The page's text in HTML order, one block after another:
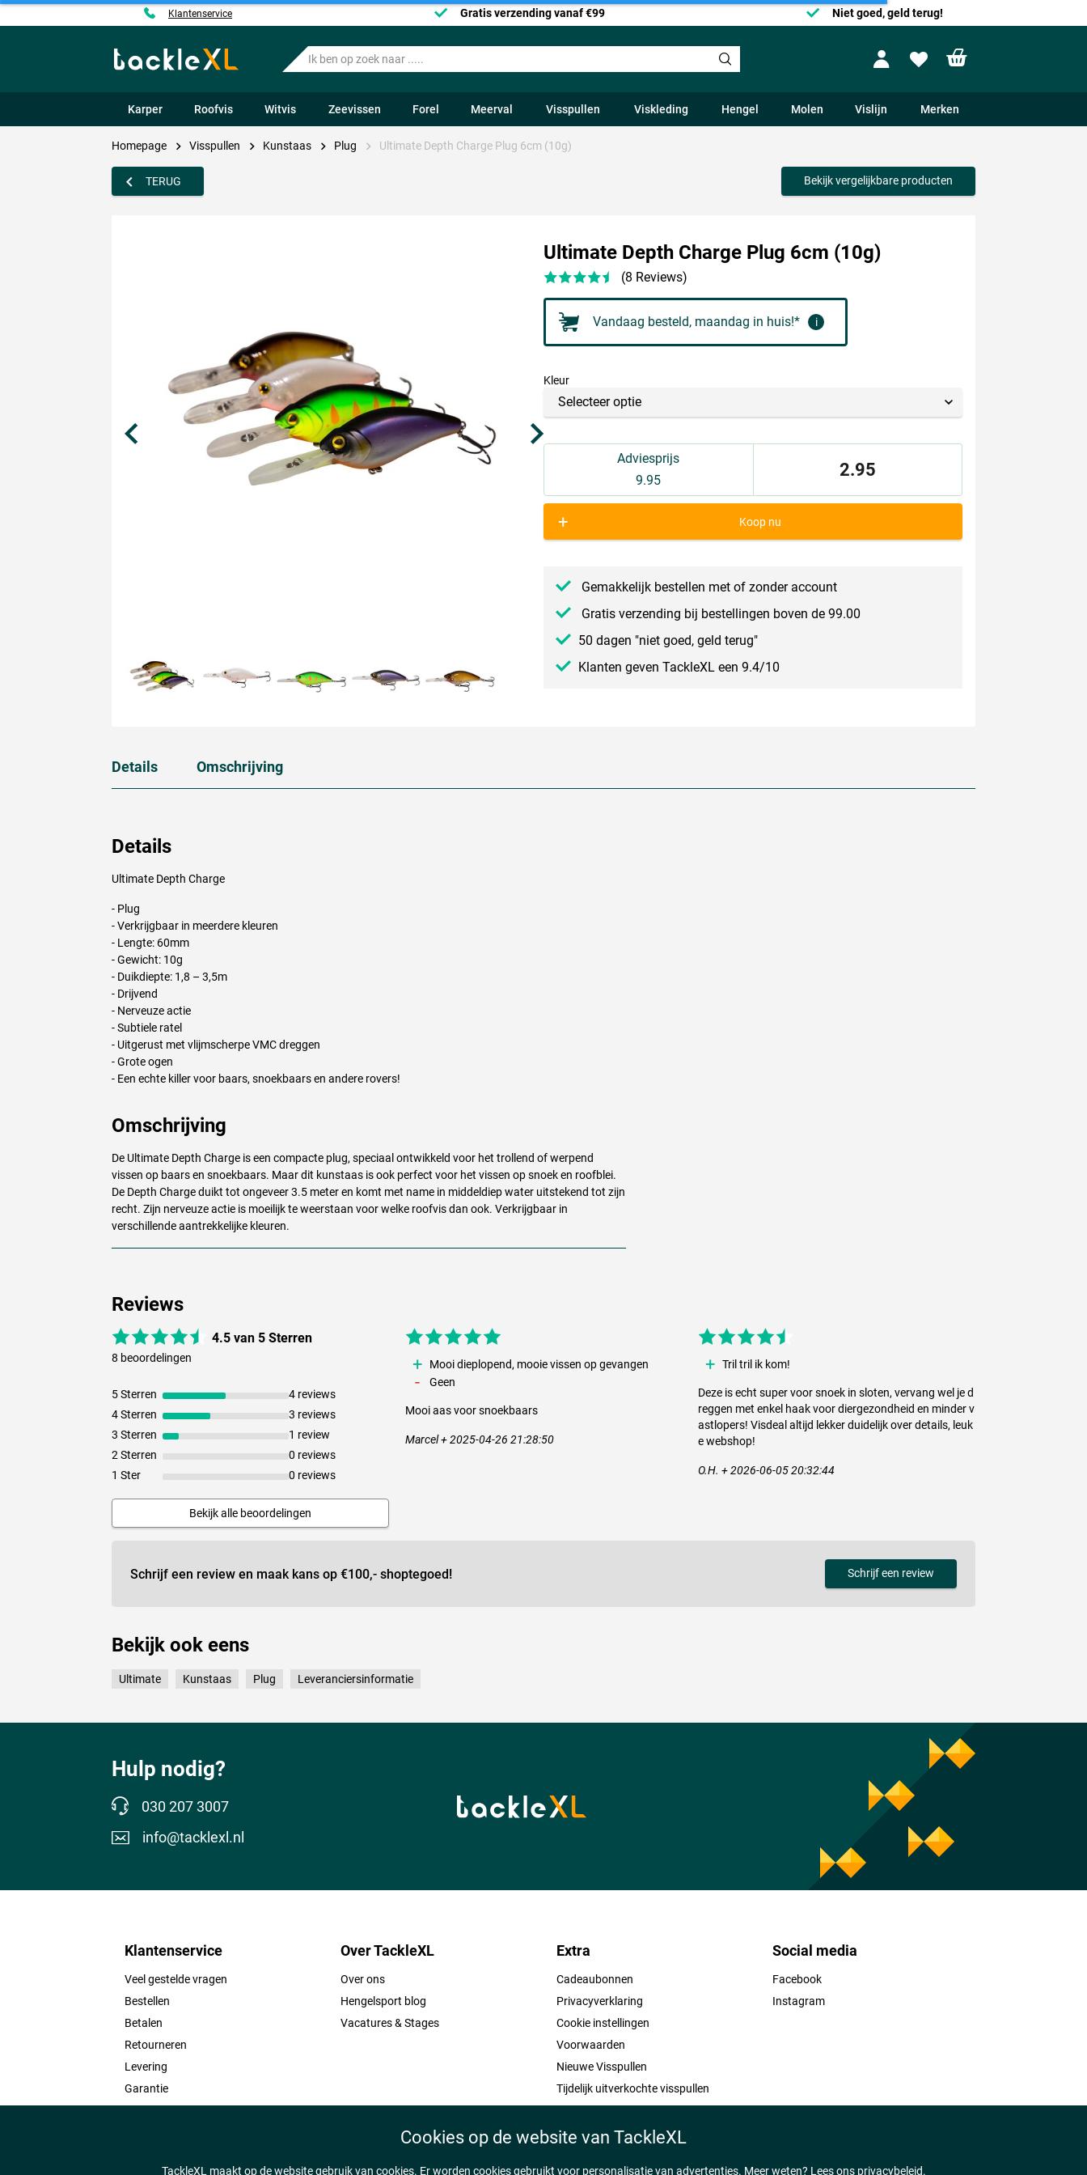
Klantenservice Gratis verzending vanaf €99 Niet goed, geld terug!
Ik
ben
naar
.....
ProfileWishlist
Karper Roofvis Witvis Zeevissen Forel Meerval Visspullen Viskleding Hengel Molen Vislijn Merken
Homepage Visspullen Kunstaas Plug Ultimate Depth Charge Plug 6cm (10g)
TERUG Bekijk vergelijkbare producten
Hot Shot
Ultimate Depth Charge Plug 6cm (10g)
(8 Reviews)
Vandaag besteld, maandag in huis!* i
Kleur
Adviesprijs
9.95
2.95
+ Koop nu
Gemakkelijk bestellen met of zonder account
Gratis verzending bij bestellingen boven de 99.00
50 dagen "niet goed, geld terug"
Klanten geven TackleXL een 9.4/10
Details Omschrijving
Details
Ultimate Depth Charge
- Plug
- Verkrijgbaar in meerdere kleuren
- Lengte: 60mm
- Gewicht: 10g
- Duikdiepte: 1,8 – 3,5m
- Drijvend
- Nerveuze actie
- Subtiele ratel
- Uitgerust met vlijmscherpeVMCdreggen
- Grote ogen
- Een echte killer voor baars, snoekbaars en andere rovers!
Omschrijving
De Ultimate Depth Charge is een compacte plug, speciaal ontwikkeld voor het trollend of werpend
vissen op baars en snoekbaars. Maar dit kunstaas is ook perfect voor het vissen op snoek en roofblei.
De Depth Charge duikt tot ongeveer 3.5 meter en komt met name in middeldiep water uitstekend tot zijn
recht. Zijn nerveuze actie is moeilijk te weerstaan voor welke roofvis dan ook. Verkrijgbaar in
verschillende aantrekkelijke kleuren.
Reviews
4.5 van 5 Sterren
8 beoordelingen
5 Sterren
4 reviews
4 Sterren
3 reviews
3 Sterren
1 review
2 Sterren
0 reviews
1 Ster
0 reviews
Bekijk alle beoordelingen
Mooi dieplopend, mooie vissen op gevangen
Geen
Mooi aas voor snoekbaars
Marcel + 2025-04-26 21:28:50
Tril tril ik kom!
Deze is echt super voor snoek in sloten, vervang wel je d
reggen met enkel haak voor diergezondheid en minder v
astlopers! Visdeal altijd lekker duidelijk over details, leuk
e webshop!
O.H. + 2026-06-05 20:32:44
Schrijf een review en maak kans op €100,- shoptegoed! Schrijf een review
Bekijk ook eens
Ultimate Kunstaas Plug Leveranciersinformatie
Hulp nodig?
030 207 3007
info@tacklexl.nl
Klantenservice
Veel gestelde vragen
Bestellen
Betalen
Retourneren
Levering
Garantie
Over TackleXL
Over ons
Hengelsport blog
Vacatures & Stages
Extra
Cadeaubonnen
Privacyverklaring
Cookie instellingen
Voorwaarden
Nieuwe Visspullen
Tijdelijk uitverkochte visspullen
Social media
Facebook
Instagram
Cookies op de website van TackleXL
TackleXL maakt op de website gebruik van cookies. Er worden cookies gebruikt voor personalisatie van advertenties. Meer weten? Lees ons privacybeleid.